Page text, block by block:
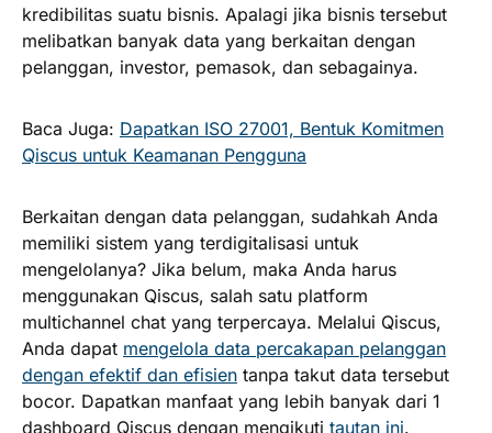
kredibilitas suatu bisnis. Apalagi jika bisnis tersebut
melibatkan banyak data yang berkaitan dengan
pelanggan, investor, pemasok, dan sebagainya.
Baca Juga: Dapatkan ISO 27001, Bentuk Komitmen
Qiscus untuk Keamanan Pengguna
Berkaitan dengan data pelanggan, sudahkah Anda
memiliki sistem yang terdigitalisasi untuk
mengelolanya? Jika belum, maka Anda harus
menggunakan Qiscus, salah satu platform
multichannel chat yang terpercaya. Melalui Qiscus,
Anda dapat mengelola data percakapan pelanggan
dengan efektif dan efisien tanpa takut data tersebut
bocor. Dapatkan manfaat yang lebih banyak dari 1
dashboard Qiscus dengan mengikuti tautan ini.